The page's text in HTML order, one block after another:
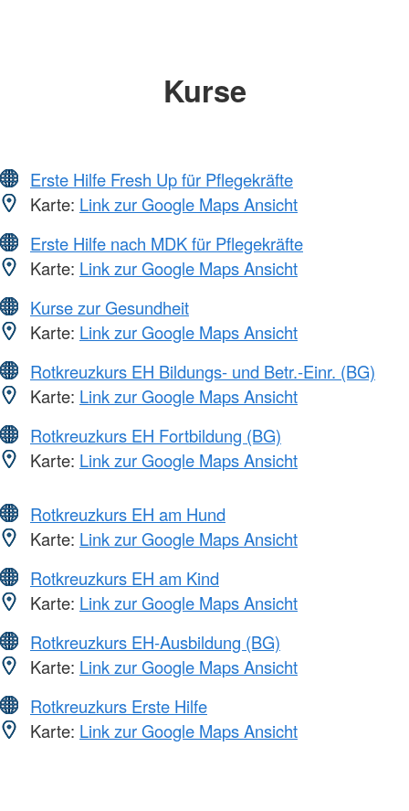
Kurse
Erste Hilfe Fresh Up für Pflegekräfte
Karte: Link zur Google Maps Ansicht
Erste Hilfe nach MDK für Pflegekräfte
Karte: Link zur Google Maps Ansicht
Kurse zur Gesundheit
Karte: Link zur Google Maps Ansicht
Rotkreuzkurs EH Bildungs- und Betr.-Einr. (BG)
Karte: Link zur Google Maps Ansicht
Rotkreuzkurs EH Fortbildung (BG)
Karte: Link zur Google Maps Ansicht
Rotkreuzkurs EH am Hund
Karte: Link zur Google Maps Ansicht
Rotkreuzkurs EH am Kind
Karte: Link zur Google Maps Ansicht
Rotkreuzkurs EH-Ausbildung (BG)
Karte: Link zur Google Maps Ansicht
Rotkreuzkurs Erste Hilfe
Karte: Link zur Google Maps Ansicht